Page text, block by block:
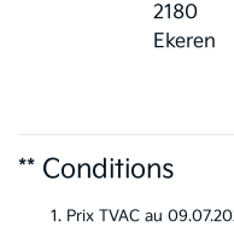
2180
Ekeren
** Conditions
Prix TVAC au